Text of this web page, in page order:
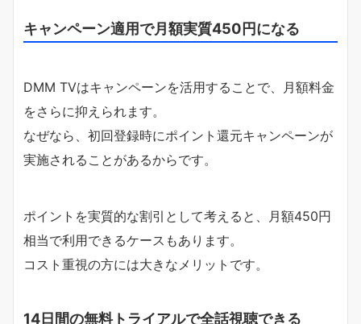
キャンペーン適用で月額実質450円になる
DMM TVはキャンペーンを活用することで、月額料金
をさらに抑えられます。
なぜなら、初回登録時にポイント還元キャンペーンが
実施されることがあるからです。
ポイントを実質的な割引として考えると、月額450円
相当で利用できるケースもあります。
コスト重視の方には大きなメリットです。
14日間の無料トライアルで全話視聴できる